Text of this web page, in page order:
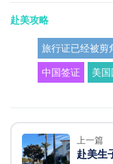
赴美攻略
旅行证已经被剪
中国签证 美
上一篇
赴美生